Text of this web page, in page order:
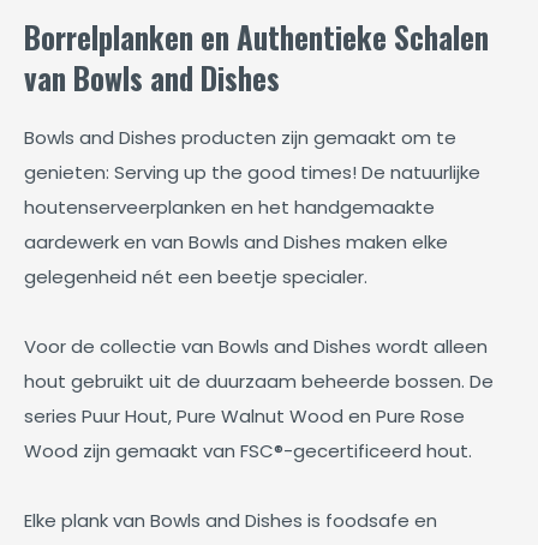
Borrelplanken en Authentieke Schalen
van Bowls and Dishes
Bowls and Dishes producten zijn gemaakt om te
genieten: Serving up the good times! De natuurlijke
houtenserveerplanken en het handgemaakte
aardewerk en van Bowls and Dishes maken elke
gelegenheid nét een beetje specialer.
Voor de collectie van Bowls and Dishes wordt alleen
hout gebruikt uit de duurzaam beheerde bossen. De
series Puur Hout, Pure Walnut Wood en Pure Rose
Wood zijn gemaakt van FSC®-gecertificeerd hout.
Elke plank van Bowls and Dishes is foodsafe en